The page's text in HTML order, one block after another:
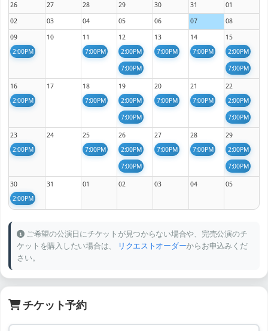
26 27 28 29 30 31
01
02
03 04 05 06 07
08
09
2:00PM
10
11
7:00PM
12
2:00PM
7:00PM
13
7:00PM
14
7:00PM
15
2:00PM
7:00PM
16
2:00PM
17
18
7:00PM
19
2:00PM
7:00PM
20
7:00PM
21
7:00PM
22
2:00PM
7:00PM
23
2:00PM
24
25
7:00PM
26
2:00PM
7:00PM
27
7:00PM
28
7:00PM
29
2:00PM
7:00PM
30
2:00PM
31 01 02 03 04 05
ご希望の公演日にチケットが見つからない場合や、完売公演のチ
ケットを購入したい場合は、
リクエストオーダーからお申込みくだ
さい。
チケット予約